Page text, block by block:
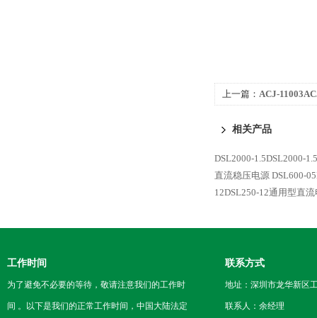
上一篇： ACJ-
相关产品
DSL2000-1.5DSL2000-
直流稳压电源 DSL600-
12DSL250-12通用型直
工作时间
为了避免不必要的等待，敬请注意我们的工作时
间 。以下是我们的正常工作时间，中国大陆法定
联系方式
地址：深圳市龙华新区
联系人：余经理